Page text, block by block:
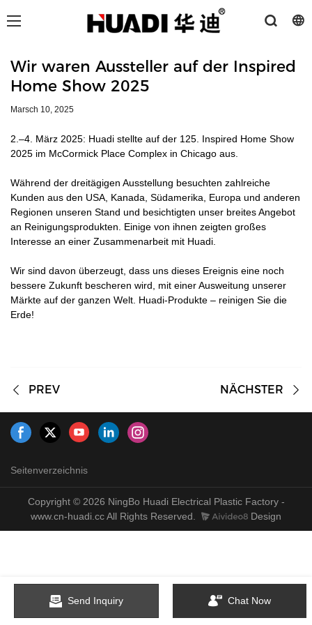
Wir waren Aussteller auf der Inspired
Home Show 2025
Marsch 10, 2025
2.–4. März 2025: Huadi stellte auf der 125. Inspired Home Show
2025 im McCormick Place Complex in Chicago aus.
Während der dreitägigen Ausstellung besuchten zahlreiche
Kunden aus den USA, Kanada, Südamerika, Europa und anderen
Regionen unseren Stand und besichtigten unser breites Angebot
an Reinigungsprodukten. Einige von ihnen zeigten großes
Interesse an einer Zusammenarbeit mit Huadi.
Wir sind davon überzeugt, dass uns dieses Ereignis eine noch
bessere Zukunft bescheren wird, mit einer Ausweitung unserer
Märkte auf der ganzen Welt. Huadi-Produkte – reinigen Sie die
Erde!
PREV NÄCHSTER
Seitenverzeichnis
Copyright © 2026 NingBo Huadi Electrical Plastic Factory -
www.cn-huadi.cc All Rights Reserved.
Design
Send Inquiry Chat Now